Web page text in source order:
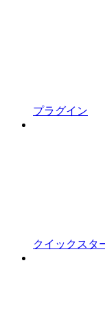
プラグイン
クイックスタ